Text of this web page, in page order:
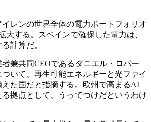
レンの世界全体の電力ポートフォリオ
大する。スペインで確保した電力は、
計算だ。
兼共同CEOであるダニエル・ロバー
いて、再生可能エネルギーと光ファイ
た国だと指摘する。欧州で高まるAI
拠点として、うってつけだというわけ